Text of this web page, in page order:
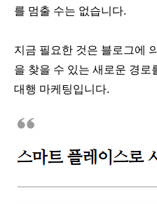
를 멈출 수는 없습니다.
지금 필요한 것은 블로그에
을 찾을 수 있는 새로운 경로
대행 마케팅입니다.